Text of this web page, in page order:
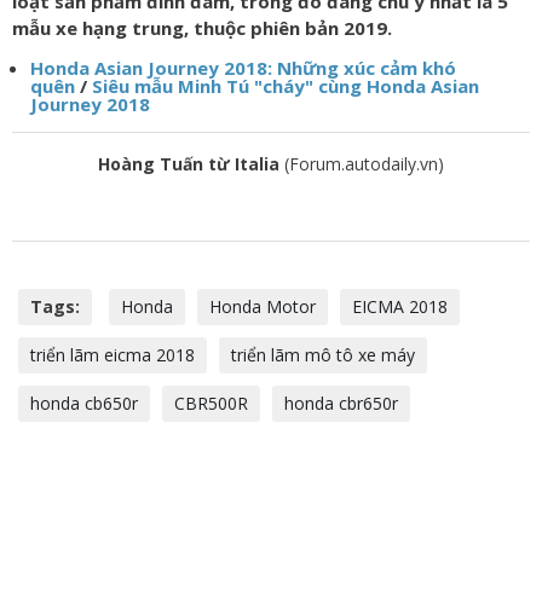
mẫu xe hạng trung, thuộc phiên bản 2019.
Honda Asian Journey 2018: Những xúc cảm khó
quên / Siêu mẫu Minh Tú "cháy" cùng Honda Asian
Journey 2018
Hoàng Tuấn từ Italia (Forum.autodaily.vn)
Tags: Honda Honda Motor EICMA 2018
triển lãm eicma 2018 triển lãm mô tô xe máy
honda cb650r CBR500R honda cbr650r